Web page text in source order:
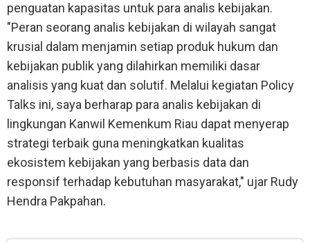
penguatan kapasitas untuk para analis kebijakan.
"Peran seorang analis kebijakan di wilayah sangat
krusial dalam menjamin setiap produk hukum dan
kebijakan publik yang dilahirkan memiliki dasar
analisis yang kuat dan solutif. Melalui kegiatan Policy
Talks ini, saya berharap para analis kebijakan di
lingkungan Kanwil Kemenkum Riau dapat menyerap
strategi terbaik guna meningkatkan kualitas
ekosistem kebijakan yang berbasis data dan
responsif terhadap kebutuhan masyarakat," ujar Rudy
Hendra Pakpahan.